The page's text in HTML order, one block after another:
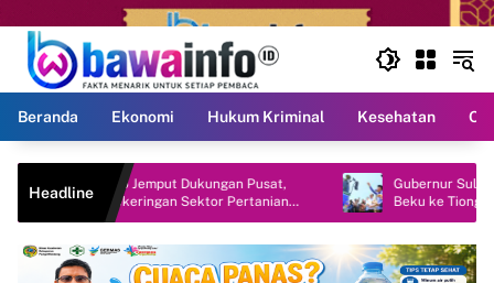
Beranda Ekonomi Hukum Kriminal Kesehatan
Headline
Parimo Jemput Dukungan Pusat,
Kekeringan Sektor Pertanian
Gubernur Sulteng Lepas
Beku ke Tiongkok